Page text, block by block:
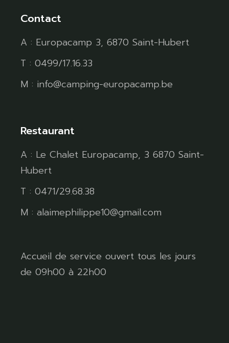
Contact
A : Europacamp 3, 6870 Saint-Hubert
T : 0499/17.16.33
M : info@camping-europacamp.be
Restaurant
A : Le Chalet Europacamp, 3 6870 Saint-
Hubert
T : 0471/29.68.38
M : alaimephilippe10@gmail.com
Accueil de service ouvert tous les jours
de 09h00 à 22h00